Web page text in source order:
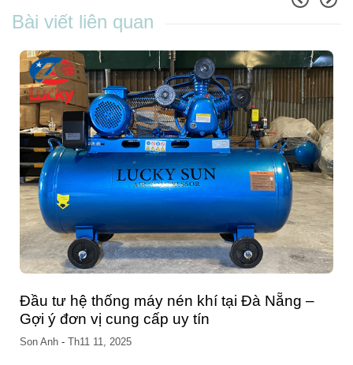
Bài viết liên quan
Đầu tư hệ thống máy nén khí tại Đà Nẵng –
Gợi ý đơn vị cung cấp uy tín
Son Anh - Th11 11, 2025